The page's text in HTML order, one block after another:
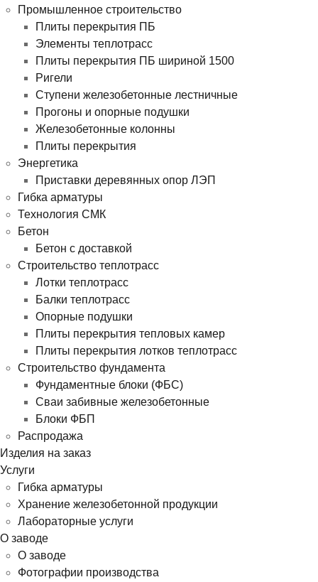
Промышленное строительство
Плиты перекрытия ПБ
Элементы теплотрасс
Плиты перекрытия ПБ шириной 1500
Ригели
Ступени железобетонные лестничные
Прогоны и опорные подушки
Железобетонные колонны
Плиты перекрытия
Энергетика
Приставки деревянных опор ЛЭП
Гибка арматуры
Технология СМК
Бетон
Бетон с доставкой
Строительство теплотрасс
Лотки теплотрасс
Балки теплотрасс
Опорные подушки
Плиты перекрытия тепловых камер
Плиты перекрытия лотков теплотрасс
Строительство фундамента
Фундаментные блоки (ФБС)
Сваи забивные железобетонные
Блоки ФБП
Распродажа
Изделия на заказ
Услуги
Гибка арматуры
Хранение железобетонной продукции
Лабораторные услуги
О заводе
О заводе
Фотографии производства